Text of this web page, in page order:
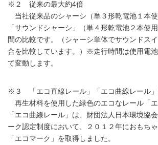
※２ 従来の最大約4倍
当社従来品のシャーシ（単３形乾電池１本
「サウンドシャーシ」（単４形乾電池２本使
間の比較です。（シャーシ単体でサウンドス
合を比較しています。）※走行時間は使用電
て変動します。
※３ 「エコ直線レール」「エコ曲線レール
再生材料を使用した緑色のエコなレール「エ
「エコ曲線レール」は、財団法人日本環境協
ーク認定制度において、２０１２年におもち
「エコマーク」を取得しました。